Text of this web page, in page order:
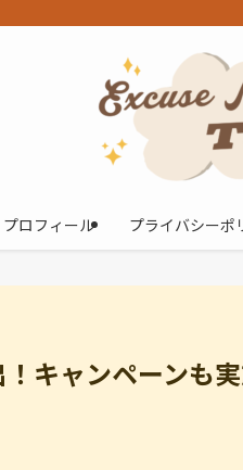
プロフィール プライバシーポ
キャンペーンも実